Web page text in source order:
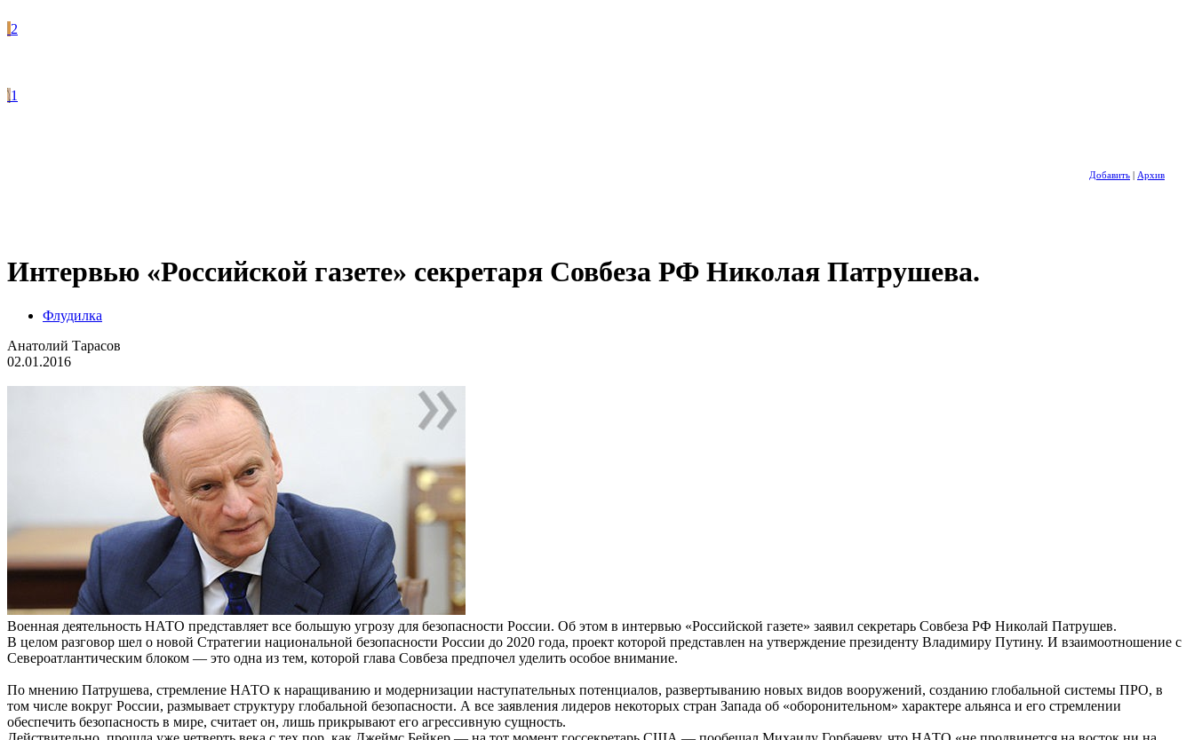
2
1
Добавить | Архив
Интервью «Российской газете» секретаря Совбеза РФ Николая Патрушева.
Флудилка
Анатолий Тарасов
02.01.2016
Военная деятельность НАТО представляет все большую угрозу для безопасности России. Об этом в интервью «Российской газете» заявил секретарь Совбеза РФ Николай Патрушев.
В целом разговор шел о новой Стратегии национальной безопасности России до 2020 года, проект которой представлен на утверждение президенту Владимиру Путину. И взаимоотношение с
Североатлантическим блоком — это одна из тем, которой глава Совбеза предпочел уделить особое внимание.
По мнению Патрушева, стремление НАТО к наращиванию и модернизации наступательных потенциалов, развертыванию новых видов вооружений, созданию глобальной системы ПРО, в
том числе вокруг России, размывает структуру глобальной безопасности. А все заявления лидеров некоторых стран Запада об «оборонительном» характере альянса и его стремлении
обеспечить безопасность в мире, считает он, лишь прикрывают его агрессивную сущность.